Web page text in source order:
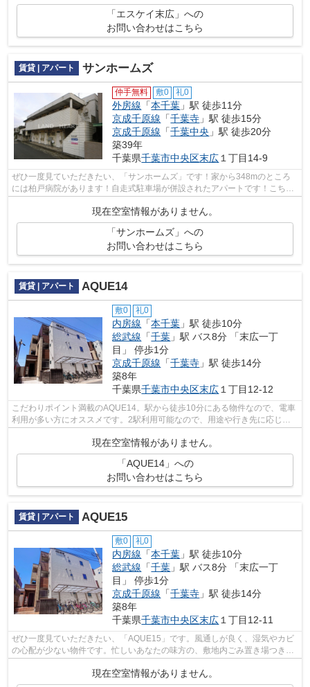
「エスケイ末広」への
お問い合わせはこちら
賃貸 | アパート サンホームズ
仲手無料 敷0 礼0
外房線 「本千葉 」駅 徒歩11分
京成千原線 「千葉寺 」駅 徒歩15分
京成千原線 「千葉中央 」駅 徒歩20分
築39年
千葉県千葉市中央区末広 １丁目14-9
ぜひ一度見ていただきたい、「サンホームズ」です！家から348mのところ
には柏戸病院があります！自走式駐車場が併設されたアパートです！こちら
現在空室情報がありません。
「サンホームズ」への
お問い合わせはこちら
賃貸 | アパート AQUE14
敷0 礼0
内房線 「本千葉 」駅 徒歩10分
総武線 「千葉 」駅 バス8分 「末広一丁
目」 停歩1分
京成千原線 「千葉寺 」駅 徒歩14分
築8年
千葉県千葉市中央区末広 １丁目12-12
こだわりポイント満載のAQUE14。駅から徒歩10分にある物件なので、電車
利用が多い方にオススメです。2駅利用可能なので、用途や行き先に応じて
経路を選択できます。デザイナーズアパー...
現在空室情報がありません。
「AQUE14」への
お問い合わせはこちら
賃貸 | アパート AQUE15
敷0 礼0
内房線 「本千葉 」駅 徒歩10分
総武線 「千葉 」駅 バス8分 「末広一丁
目」 停歩1分
京成千原線 「千葉寺 」駅 徒歩14分
築8年
千葉県千葉市中央区末広１丁目12-11
ぜひ一度見ていただきたい、「AQUE15」です。風通しが良く、湿気やカビ
の心配が少ない物件です。忙しいあなたの味方の、敷地内ごみ置き場つきの
現在空室情報がありません。